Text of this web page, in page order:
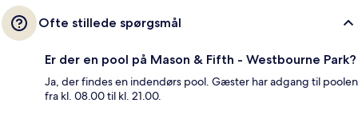
Ofte stillede spørgsmål
Er der en pool på Mason & Fifth - Westbourne Park?
Ja, der findes en indendørs pool. Gæster har adgang til poolen
fra kl. 08.00 til kl. 21.00.